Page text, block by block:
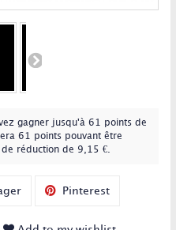
gagner jusqu'à 61
points de
61 points pouvant être
réduction de 9,15 €.
Pinterest